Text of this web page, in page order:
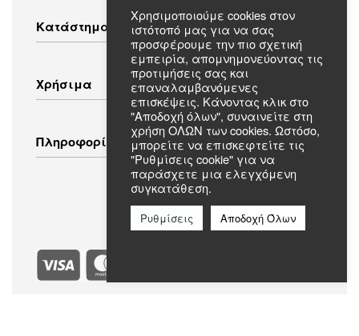
Κατάστημα
Λευκές Συσκευές
Οικιακός Εξοπλισμός
Ενδύματα
Χρήσιμα
Τρόποι Αποστολής
Τρόποι Πληρωμής
Πολιτική Επιστροφών
Πολιτική Απορρήτου
Όροι & Προϋποθέσεις
Πληροφορίες
Συχνές Ερωτήσεις
Σχετικά με εμάς
Ασφαλείς Πληρωμές
Χρησιμοποιούμε cookies στον
ιστότοπό μας για να σας
προσφέρουμε την πιο σχετική
εμπειρία, απομνημονεύοντας τις
προτιμήσεις σας και
επαναλαμβανόμενες
επισκέψεις. Κάνοντας κλικ στο
"Αποδοχή όλων", συναινείτε στη
χρήση ΟΛΩΝ των cookies. Ωστόσο,
μπορείτε να επισκεφτείτε τις
"Ρυθμίσεις cookie" για να
παράσχετε μια ελεγχόμενη
συγκατάθεση.
Ρυθμίσεις Αποδοχή Όλων